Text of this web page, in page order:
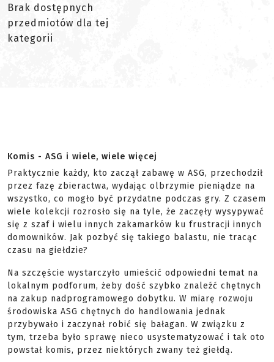
Brak dostępnych
przedmiotów dla tej
kategorii
Komis - ASG i wiele, wiele więcej
Praktycznie każdy, kto zaczął zabawę w ASG, przechodził
przez fazę zbieractwa, wydając olbrzymie pieniądze na
wszystko, co mogło być przydatne podczas gry. Z czasem
wiele kolekcji rozrosło się na tyle, że zaczęły wysypywać
się z szaf i wielu innych zakamarków ku frustracji innych
domowników. Jak pozbyć się takiego balastu, nie tracąc
czasu na giełdzie?
Na szczęście wystarczyło umieścić odpowiedni temat na
lokalnym podforum, żeby dość szybko znaleźć chętnych
na zakup nadprogramowego dobytku. W miarę rozwoju
środowiska ASG chętnych do handlowania jednak
przybywało i zaczynał robić się bałagan. W związku z
tym, trzeba było sprawę nieco usystematyzować i tak oto
powstał komis, przez niektórych zwany też giełdą.